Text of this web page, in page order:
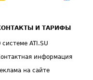
И ТАРИФЫ
системе ATI.SU
информация
на сайте